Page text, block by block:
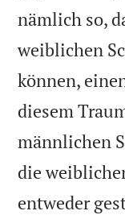
nämlich so,
weiblichen
können,
diesem
männlichen
die
entweder